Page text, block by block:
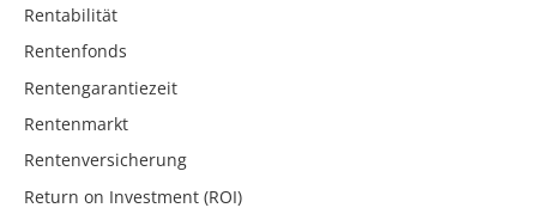
Rentabilität
Rentenfonds
Rentengarantiezeit
Rentenmarkt
Rentenversicherung
Return on Investment (ROI)